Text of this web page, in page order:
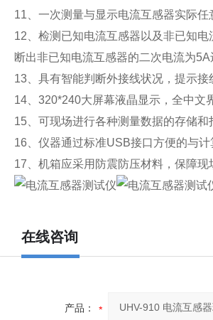
11、一次测量与显示电流互感器实际任
12、检测已知电流互感器以及非已知
断出非已知电流互感器的二次电流为5A
13、具有智能判断外接线状况，提示
14、320*240大屏幕液晶显示，全中文
15、可现场进行各种测量数据的存储和
16、仪器通过标准USB接口方便的与
17、机箱应采用防震防压材料，保障
在线咨询
产品：